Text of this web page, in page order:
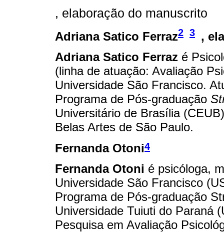
, elaboração do manuscrito
Adriana Satico Ferraz2 3 ,
Adriana Satico Ferraz é
(linha de atuação: Avaliação
Universidade São Francisco.
Programa de Pós-graduação
Universitário de Brasília
Belas Artes de São Paulo.
Fernanda Otoni4
Fernanda Otoni é psicóloga,
Universidade São Francisco
Programa de Pós-graduação
Universidade Tuiuti do Paraná
Pesquisa em Avaliação